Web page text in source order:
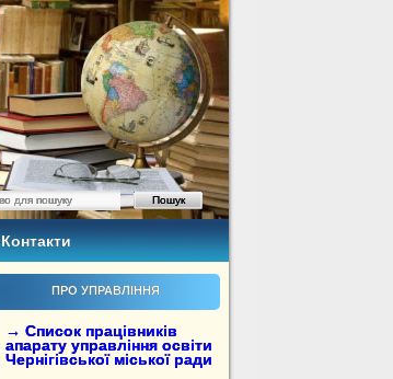
Контакти
ПРО УПРАВЛІННЯ
→ Список працівників
апарату управління освіти
Чернігівської міської ради